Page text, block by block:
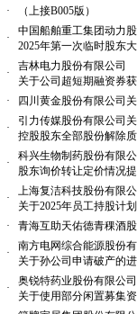
·
（上接B005版）
·
中国船舶重工集团动力
2025年第一次临时股东
·
吉林电力股份有限公司
关于公司超短期融资券
·
四川黄金股份有限公司
·
引力传媒股份有限公司
控股股东全部股份解除
·
科兴生物制药股份有限公
股东询价转让定价情况
·
上海复洁科技股份有限公
关于2025年员工持股计
·
青海互助天佑德青稞酒
·
南方电网综合能源股份
关于孙公司申请破产的
·
奥锐特药业股份有限公司
关于使用部分闲置募集